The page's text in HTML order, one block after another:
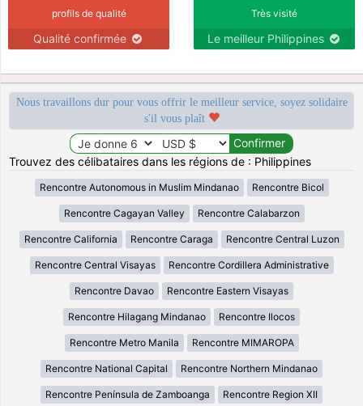
profils de qualité
Qualité confirmée
Très visité
Le meilleur Philippines
Nous travaillons dur pour vous offrir le meilleur service, soyez solidaire
s'il vous plaît
Trouvez des célibataires dans les régions de : Philippines
Rencontre Autonomous in Muslim Mindanao Rencontre Bicol
Rencontre Cagayan Valley Rencontre Calabarzon
Rencontre California Rencontre Caraga Rencontre Central Luzon
Rencontre Central Visayas Rencontre Cordillera Administrative
Rencontre Davao Rencontre Eastern Visayas
Rencontre Hilagang Mindanao Rencontre Ilocos
Rencontre Metro Manila Rencontre MIMAROPA
Rencontre National Capital Rencontre Northern Mindanao
Rencontre Península de Zamboanga Rencontre Region XII